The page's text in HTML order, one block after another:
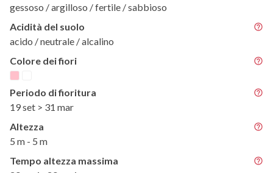
gessoso / argilloso / fertile / sabbioso
Acidità del suolo
acido / neutrale / alcalino
Colore dei fiori
Periodo di fioritura
19 set > 31 mar
Altezza
5 m - 5 m
Tempo altezza massima